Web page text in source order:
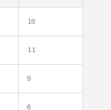
18
11
9
6